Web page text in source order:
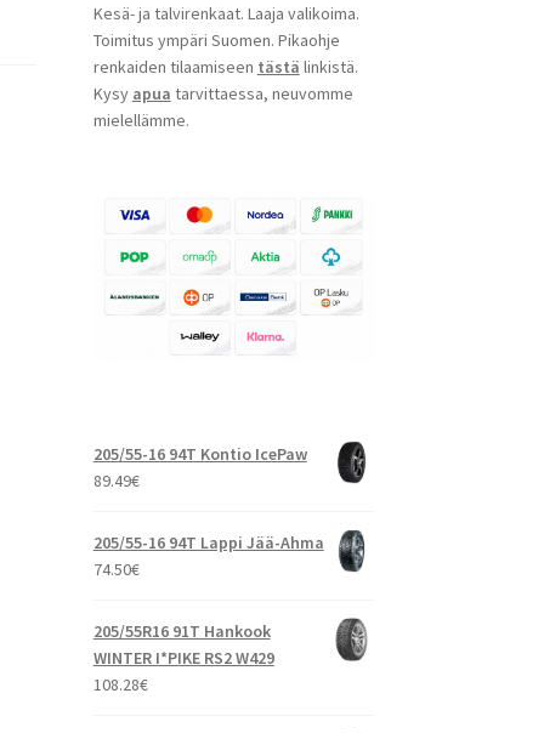
Kesä- ja talvirenkaat. Laaja valikoima.
Toimitus ympäri Suomen. Pikaohje
renkaiden tilaamiseen tästä linkistä.
Kysy apua tarvittaessa, neuvomme
mielellämme.
205/55-16 94T Kontio IcePaw
89.49€
205/55-16 94T Lappi Jää-Ahma
74.50€
205/55R16 91T Hankook
WINTER I*PIKE RS2 W429
108.28€